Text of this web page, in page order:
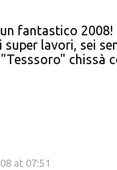
fantastico 2008!
lavori, sei
chissà
at 07:51